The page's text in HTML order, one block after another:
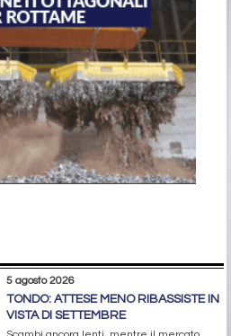
5 agosto 2026
TONDO: ATTESE MENO RIBASSISTE IN
VISTA DI SETTEMBRE